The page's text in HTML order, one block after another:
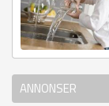
ANNONSER